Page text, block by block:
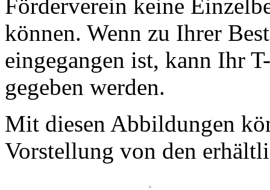
Förderverein keine
können. Wenn zu Ihrer
eingegangen ist, kann Ihr
gegeben werden.
Mit diesen Abbildungen
Vorstellung von den